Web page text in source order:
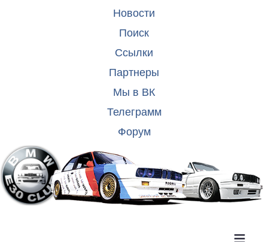
Новости
Поиск
Ссылки
Партнеры
Мы в ВК
Телеграмм
Форум